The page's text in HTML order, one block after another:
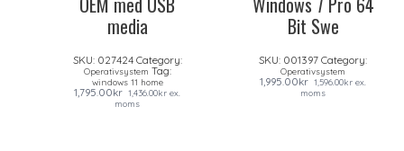
media
SKU: 027424 Category:
Operativsystem Tag:
windows 11 home
1,795.00kr 1,436.00kr ex.
moms
Bit Swe
SKU: 001397 Category:
Operativsystem
1,995.00kr 1,596.00kr ex.
moms